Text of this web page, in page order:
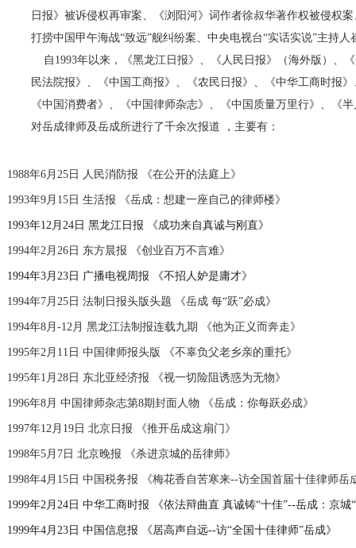
日报》被诉侵权再审案、《浏阳河》词作者徐叔华著作权被侵权
打捞中国甲午海战“致远”舰纠纷案、中央电视台“实话实说”主持
自1993年以来，《黑龙江日报》、《人民日报》（海外版）、
民法院报》、《中国工商报》、《农民日报》、《中华工商时报
《中国消费者》、《中国律师杂志》、《中国质量万里行》、《
对岳成律师及岳成所进行了千余次报道 ，主要有：
1988年6月25日 人民消防报 《在公开的法庭上》
1993年9月15日 生活报 《岳成：想建一座自己的律师楼》
1993年12月24日 黑龙江日报 《成功来自真诚与刚直》
1994年2月26日 东方晨报 《创业百万不言难》
1994年3月23日 广播电视周报 《不招人妒是庸才》
1994年7月25日 法制日报头版头题 《岳成 每“跃”必成》
1994年8月-12月 黑龙江法制报连载九期 《他为正义而奔走》
1995年2月11日 中国律师报头版 《不辜负父老乡亲的重托》
1995年1月28日 东北亚经济报 《视一切险阻诱惑为无物》
1996年8月 中国律师杂志第8期封面人物 《岳成：你每跃必成》
1997年12月19日 北京日报 《推开岳成这扇门》
1998年5月7日 北京晚报 《杀进京城的岳律师》
1998年4月15日 中国税务报 《梅花香自苦寒来--访全国首届十佳律师岳
1999年2月24日 中华工商时报 《依法辩曲直 真诚铸“十佳”--岳成：京城
1999年4月23日 中国信息报 《居高声自远--访“全国十佳律师”岳成》